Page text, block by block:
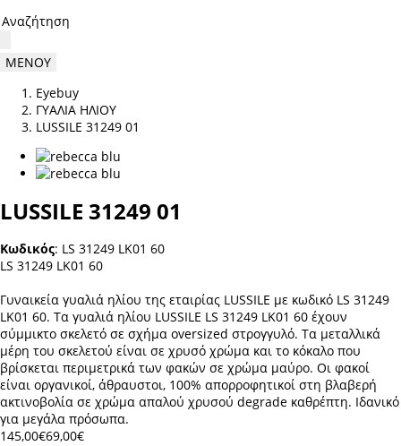
ΜΕΝΟΥ
Eyebuy
ΓΥΑΛΙΑ ΗΛΙΟΥ
LUSSILE 31249 01
LUSSILE 31249 01
Κωδικός: LS 31249 LK01 60
LS 31249 LK01 60
Γυναικεία γυαλιά ηλίου της εταιρίας LUSSILE με κωδικό LS 31249
LK01 60. Τα γυαλιά ηλίου LUSSILE LS 31249 LK01 60 έχουν
σύμμικτο σκελετό σε σχήμα oversized στρογγυλό. Τα μεταλλικά
μέρη του σκελετού είναι σε χρυσό χρώμα και το κόκαλο που
βρίσκεται περιμετρικά των φακών σε χρώμα μαύρο. Οι φακοί
είναι οργανικοί, άθραυστοι, 100% απορροφητικοί στη βλαβερή
ακτινοβολία σε χρώμα απαλού χρυσού degrade καθρέπτη. Ιδανικό
για μεγάλα πρόσωπα.
145,00€69,00€